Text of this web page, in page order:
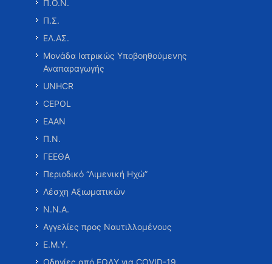
Π.Ο.Ν.
Π.Σ.
ΕΛ.ΑΣ.
Μονάδα Ιατρικώς Υποβοηθούμενης
Αναπαραγωγής
UNHCR
CEPOL
ΕΑΑΝ
Π.Ν.
ΓΕΕΘΑ
Περιοδικό “Λιμενική Ηχώ”
Λέσχη Αξιωματικών
Ν.Ν.Α.
Αγγελίες προς Ναυτιλλομένους
Ε.Μ.Υ.